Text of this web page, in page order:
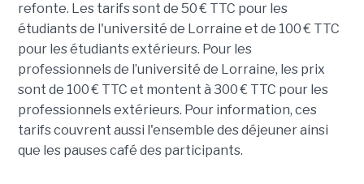
refonte. Les tarifs sont de 50 € TTC pour les
étudiants de l'université de Lorraine et de 100 € TTC
pour les étudiants extérieurs. Pour les
professionnels de l’université de Lorraine, les prix
sont de 100 € TTC et montent à 300 € TTC pour les
professionnels extérieurs. Pour information, ces
tarifs couvrent aussi l'ensemble des déjeuner ainsi
que les pauses café des participants.